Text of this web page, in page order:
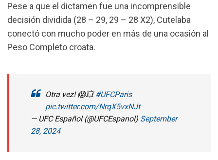
Pese a que el dictamen fue una incomprensible
decisión dividida (28 – 29, 29 – 28 X2), Cutelaba
conectó con mucho poder en más de una ocasión al
Peso Completo croata.
Otra vez! 😱💥#UFCParis
pic.twitter.com/NrqX5vxNJt
— UFC Español (@UFCEspanol) September
28, 2024